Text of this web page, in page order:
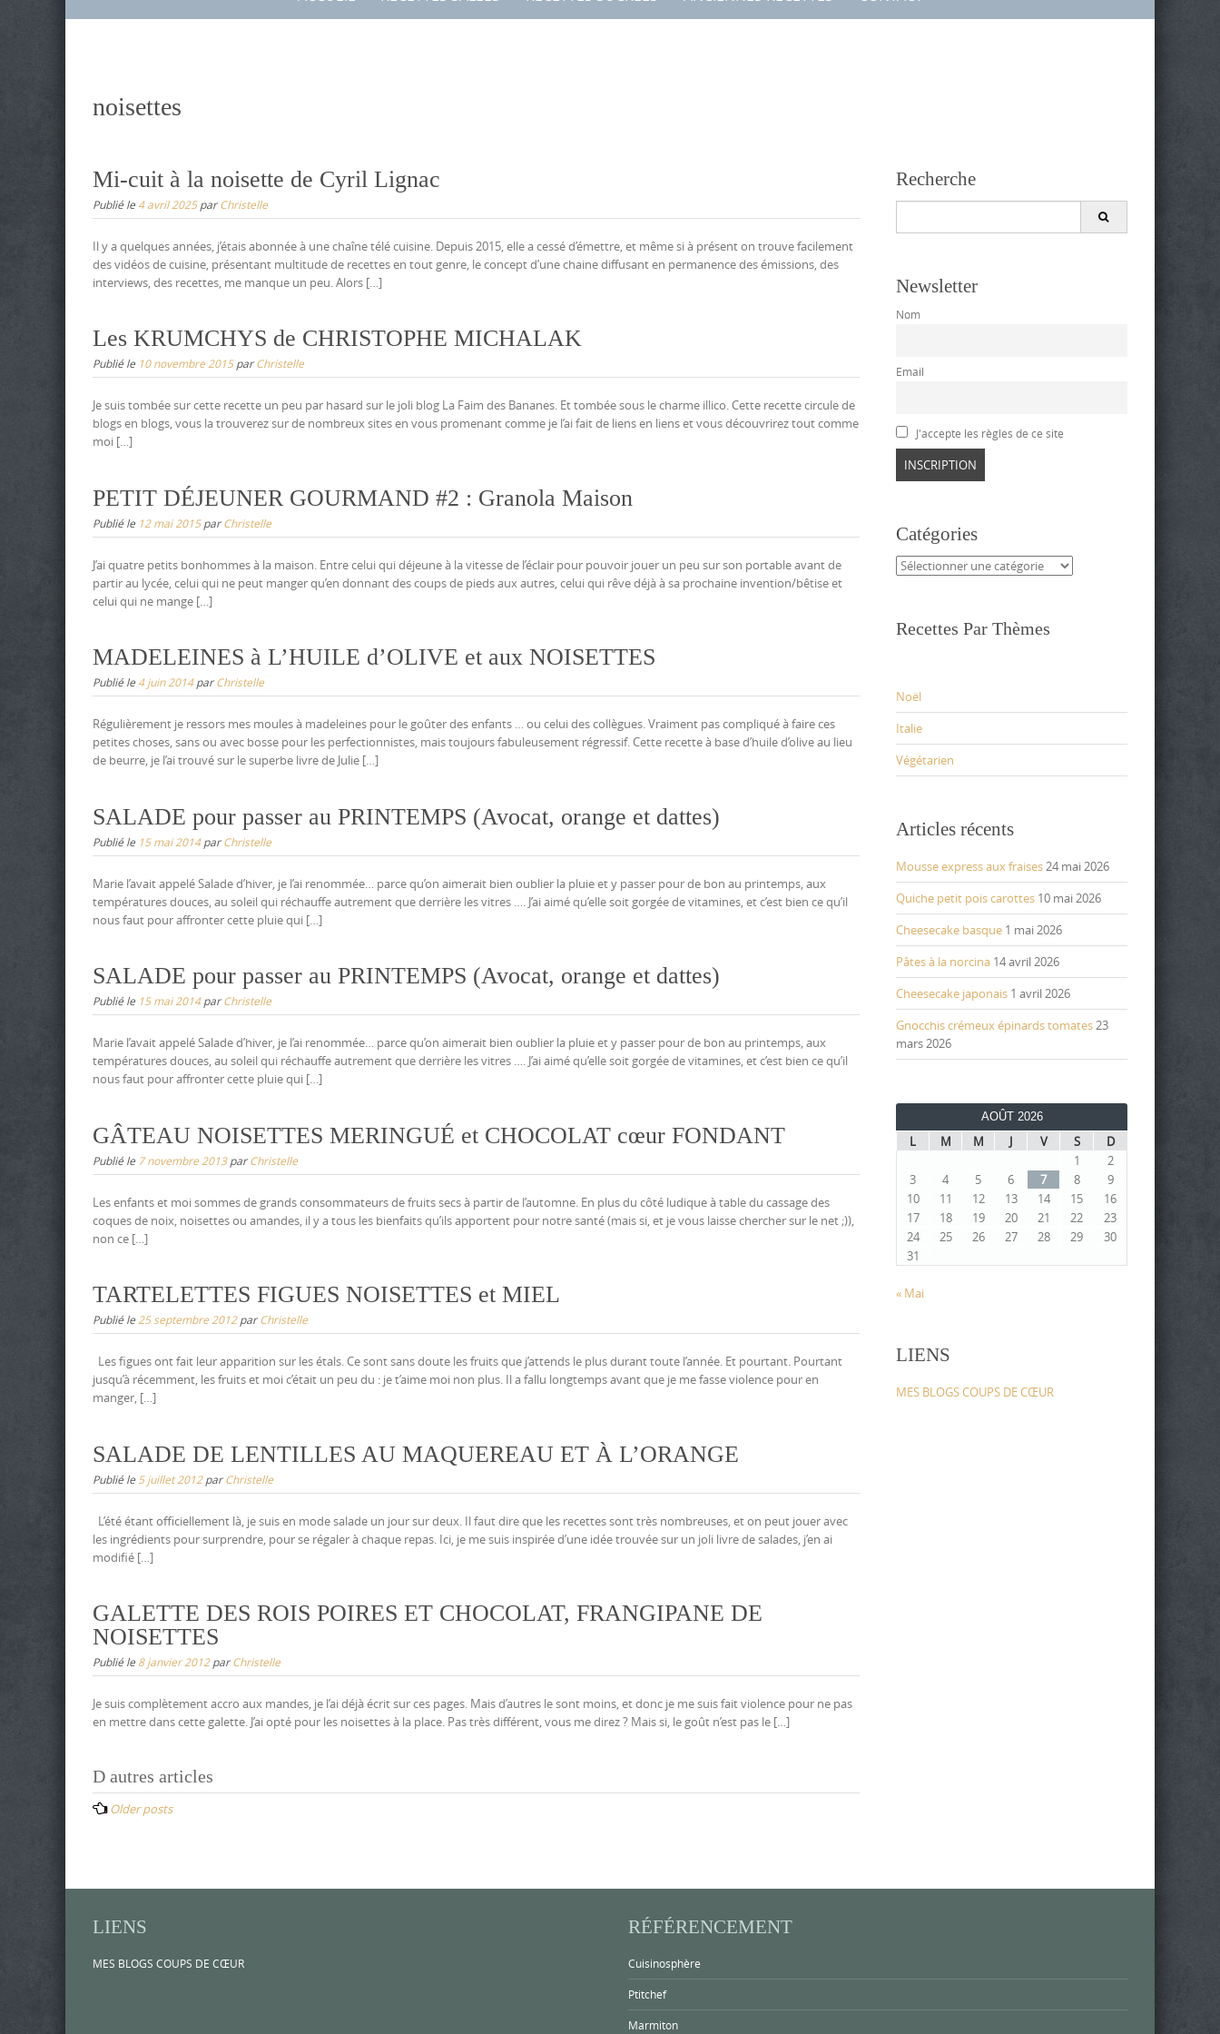
noisettes
Mi-cuit à la noisette de Cyril Lignac
Publié le 4 avril 2025parChristelle
Il y a quelques années, j’étais abonnée à une chaîne télé cuisine. Depuis 2015, elle a cessé d’émettre, et même si à présent on trouve facilement
des vidéos de cuisine, présentant multitude de recettes en tout genre, le concept d’une chaine diffusant en permanence des émissions, des
interviews, des recettes, me manque un peu. Alors […]
Les KRUMCHYS de CHRISTOPHE MICHALAK
Publié le 10 novembre 2015parChristelle
Je suis tombée sur cette recette un peu par hasard sur le joli blog La Faim des Bananes. Et tombée sous le charme illico. Cette recette circule de
blogs en blogs, vous la trouverez sur de nombreux sites en vous promenant comme je l’ai fait de liens en liens et vous découvrirez tout comme
moi […]
PETIT DÉJEUNER GOURMAND #2 : Granola Maison
Publié le 12 mai 2015parChristelle
J’ai quatre petits bonhommes à la maison. Entre celui qui déjeune à la vitesse de l’éclair pour pouvoir jouer un peu sur son portable avant de
partir au lycée, celui qui ne peut manger qu’en donnant des coups de pieds aux autres, celui qui rêve déjà à sa prochaine invention/bêtise et
celui qui ne mange […]
MADELEINES à L’HUILE d’OLIVE et aux NOISETTES
Publié le 4 juin 2014parChristelle
Régulièrement je ressors mes moules à madeleines pour le goûter des enfants … ou celui des collègues. Vraiment pas compliqué à faire ces
petites choses, sans ou avec bosse pour les perfectionnistes, mais toujours fabuleusement régressif. Cette recette à base d’huile d’olive au lieu
de beurre, je l’ai trouvé sur le superbe livre de Julie […]
SALADE pour passer au PRINTEMPS (Avocat, orange et dattes)
Publié le 15 mai 2014parChristelle
Marie l’avait appelé Salade d’hiver, je l’ai renommée… parce qu’on aimerait bien oublier la pluie et y passer pour de bon au printemps, aux
températures douces, au soleil qui réchauffe autrement que derrière les vitres …. J’ai aimé qu’elle soit gorgée de vitamines, et c’est bien ce qu’il
nous faut pour affronter cette pluie qui […]
SALADE pour passer au PRINTEMPS (Avocat, orange et dattes)
Publié le 15 mai 2014parChristelle
Marie l’avait appelé Salade d’hiver, je l’ai renommée… parce qu’on aimerait bien oublier la pluie et y passer pour de bon au printemps, aux
températures douces, au soleil qui réchauffe autrement que derrière les vitres …. J’ai aimé qu’elle soit gorgée de vitamines, et c’est bien ce qu’il
nous faut pour affronter cette pluie qui […]
GÂTEAU NOISETTES MERINGUÉ et CHOCOLAT cœur FONDANT
Publié le 7 novembre 2013parChristelle
Les enfants et moi sommes de grands consommateurs de fruits secs à partir de l’automne. En plus du côté ludique à table du cassage des
coques de noix, noisettes ou amandes, il y a tous les bienfaits qu’ils apportent pour notre santé (mais si, et je vous laisse chercher sur le net ;)),
non ce […]
TARTELETTES FIGUES NOISETTES et MIEL
Publié le25 septembre 2012parChristelle
Les figues ont fait leur apparition sur les étals. Ce sont sans doute les fruits que j’attends le plus durant toute l’année. Et pourtant. Pourtant
jusqu’à récemment, les fruits et moi c’était un peu du : je t’aime moi non plus. Il a fallu longtemps avant que je me fasse violence pour en
manger, […]
SALADE DE LENTILLES AU MAQUEREAU ET À L’ORANGE
Publié le 5 juillet 2012parChristelle
L’été étant officiellement là, je suis en mode salade un jour sur deux. Il faut dire que les recettes sont très nombreuses, et on peut jouer avec
les ingrédients pour surprendre, pour se régaler à chaque repas. Ici, je me suis inspirée d’une idée trouvée sur un joli livre de salades, j’en ai
modifié […]
GALETTE DES ROIS POIRES ET CHOCOLAT, FRANGIPANE DE
NOISETTES
Publié le 8 janvier 2012parChristelle
Je suis complètement accro aux mandes, je l’ai déjà écrit sur ces pages. Mais d’autres le sont moins, et donc je me suis fait violence pour ne pas
en mettre dans cette galette. J’ai opté pour les noisettes à la place. Pas très différent, vous me direz ? Mais si, le goût n’est pas le […]
Posts
navigation
D autres articles
Older posts
Recherche
Newsletter
Nom
Email
J'accepte les règles de ce site
Catégories
Catégories
Recettes Par Thèmes
Noël
Italie
Végétarien
Articles récents
Mousse express aux fraises24 mai 2026
Quiche petit pois carottes 10 mai 2026
Cheesecake basque 1 mai 2026
Pâtes à la norcina 14 avril 2026
Cheesecake japonais 1 avril 2026
Gnocchis crémeux épinards tomates23
mars 2026
AOÛT 2026
L M M J V S
D
1
2
3
4 5 6 7 8
9
10
11 12 13 14 15
16
17
18 19 20 21 22
23
24
25 26 27 28 29
30
31
« Mai
LIENS
MES BLOGS COUPS DE CŒUR
LIENS
MES BLOGS COUPS DE CŒUR
RÉFÉRENCEMENT
Cuisinosphère
Ptitchef
Marmiton